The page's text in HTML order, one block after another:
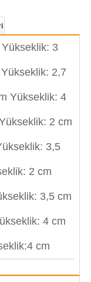
3
2,7
Yükseklik: 4
2 cm
3,5
2 cm
3,5 cm
4 cm
cm